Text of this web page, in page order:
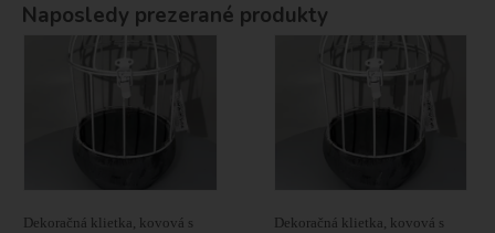
Naposledy prezerané produkty
Dekoračná klietka, kovová s
Dekoračná klietka, kovová s